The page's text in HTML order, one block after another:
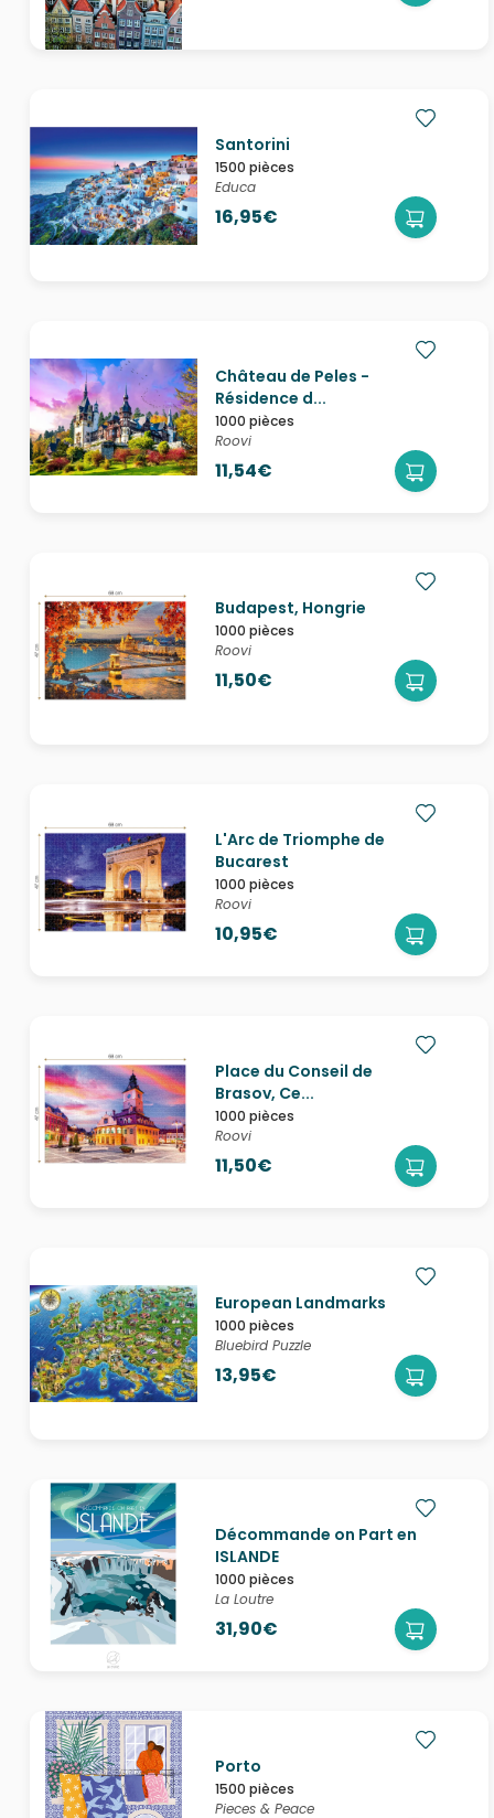
Santorini
1500 pièces
Educa
16,95€
Château de Peles -
Résidence d...
1000 pièces
Roovi
11,54€
Budapest, Hongrie
1000 pièces
Roovi
11,50€
L'Arc de Triomphe de
Bucarest
1000 pièces
Roovi
10,95€
Place du Conseil de
Brasov, Ce...
1000 pièces
Roovi
11,50€
European Landmarks
1000 pièces
Bluebird Puzzle
13,95€
Décommande on Part en
ISLANDE
1000 pièces
La Loutre
31,90€
Porto
1500 pièces
Pieces & Peace